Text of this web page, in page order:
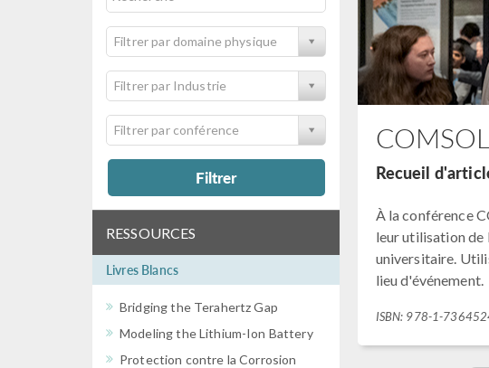
Filtrer par domaine physique
Filtrer par Industrie
Filtrer par conférence
Filtrer
RESSOURCES
Livres Blancs
Bridging the Terahertz Gap
Modeling the Lithium-Ion Battery
Protection contre la Corrosion
Recueil
À la conférence
leur utilisation de
universitaire.
lieu d'événement.
ISBN: 978-1-